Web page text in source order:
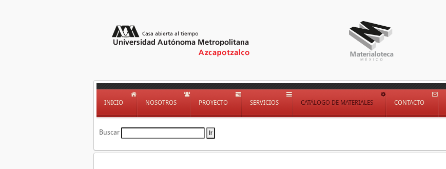
INICIO NOSOTROS PROYECTO SERVICIOS CATÁLOGO DE MATERIALES CONTACTO
Buscar